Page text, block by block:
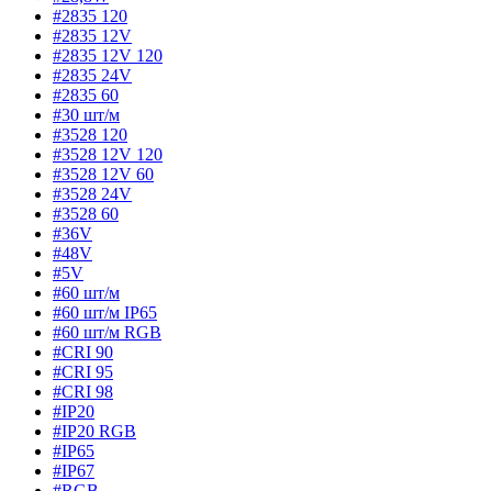
#2835 120
#2835 12V
#2835 12V 120
#2835 24V
#2835 60
#30 шт/м
#3528 120
#3528 12V 120
#3528 12V 60
#3528 24V
#3528 60
#36V
#48V
#5V
#60 шт/м
#60 шт/м IP65
#60 шт/м RGB
#CRI 90
#CRI 95
#CRI 98
#IP20
#IP20 RGB
#IP65
#IP67